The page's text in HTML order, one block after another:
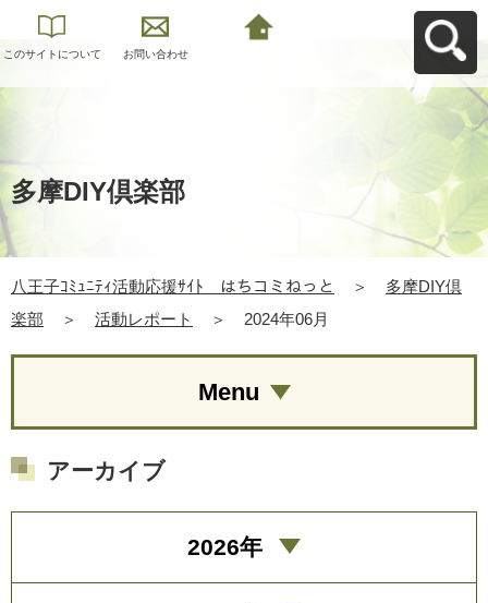
このサイトについて お問い合わせ
多摩DIY倶楽部
八王子ｺﾐｭﾆﾃｨ活動応援ｻｲﾄ はちコミねっと ＞
多摩DIY倶
楽部
＞ 活動レポート ＞ 2024年06月
Menu
アーカイブ
2026年